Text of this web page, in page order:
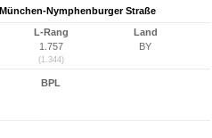
Nymphenburger Straße
L-Rang
1.757
(1.344)
Land
BY
BPL